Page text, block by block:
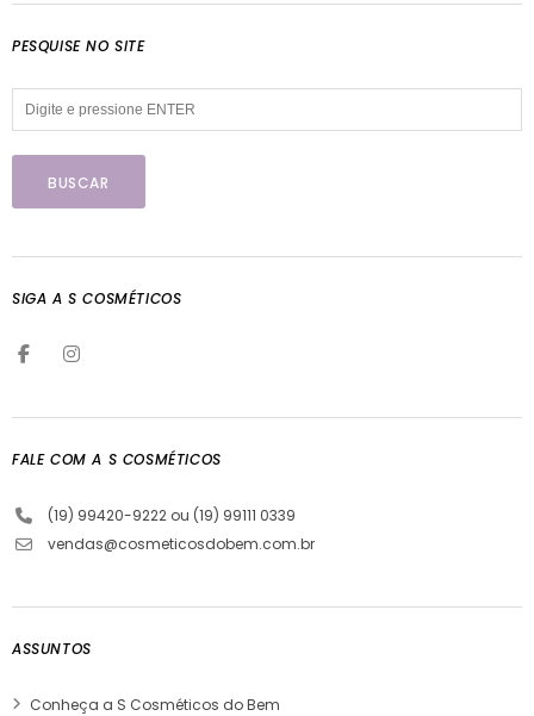
PESQUISE NO SITE
SIGA A S COSMÉTICOS
FALE COM A S COSMÉTICOS
(19) 99420-9222 ou (19) 99111 0339
vendas@cosmeticosdobem.com.br
ASSUNTOS
Conheça a S Cosméticos do Bem